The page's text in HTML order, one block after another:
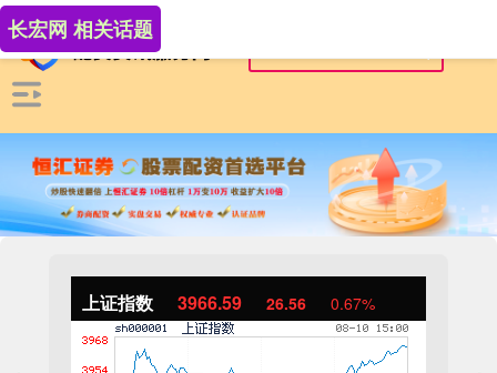
上证指数 3966.59 26.56 0.67%
长宏网 相关话题